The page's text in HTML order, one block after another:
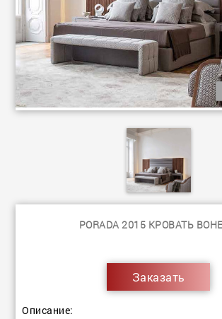
PORADA 2015 КРОВАТЬ
Заказать
Описание: